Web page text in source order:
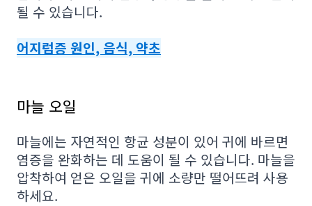
될 수 있습니다.
어지럼증 원인, 음식, 약초
마늘 오일
마늘에는 자연적인 항균 성분이 있어 귀에 바르면
염증을 완화하는 데 도움이 될 수 있습니다. 마늘을
압착하여 얻은 오일을 귀에 소량만 떨어뜨려 사용
하세요.